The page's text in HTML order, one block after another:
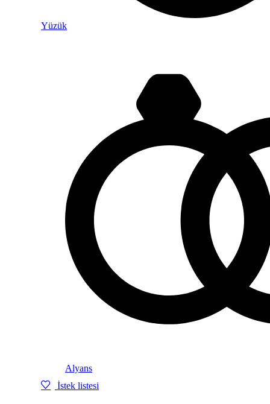
Yüzük
Alyans
İstek listesi